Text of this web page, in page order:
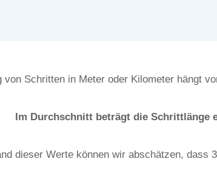
von Schritten in Meter oder Kilometer hängt
Im Durchschnitt beträgt die Schrittlänge
dieser Werte können wir abschätzen, dass